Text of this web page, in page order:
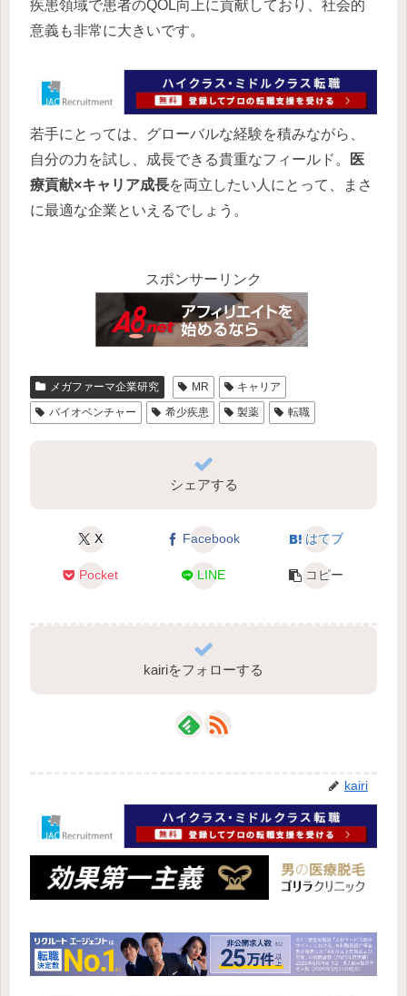
疾患領域で患者のQOL向上に貢献しており、社会的
意義も非常に大きいです。
若手にとっては、グローバルな経験を積みながら、
自分の力を試し、成長できる貴重なフィールド。
医
療貢献×キャリア成長を両立したい人にとって、まさ
に最適な企業といえるでしょう。
スポンサーリンク
メガファーマ企業研究 MR
キャリア
バイオベンチャー
希少疾患 製薬 転職
シェアする
X Facebook はてブ
Pocket LINE コピー
kairiをフォローする
kairi